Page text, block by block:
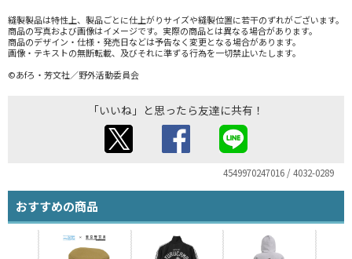
縫製製品は特性上、製品ごとに仕上がりサイズや縫製位置に若干のずれがございます。
商品の写真および画像はイメージです。実際の商品とは異なる場合があります。
商品のデザイン・仕様・発売日などは予告なく変更となる場合があります。
画像・テキストの無断転載、及びそれに準ずる行為を一切禁止いたします。
©あfろ・芳文社／野外活動委員会
「いいね」と思ったら友達に共有！
4549970247016 / 4032-0289
おすすめの商品